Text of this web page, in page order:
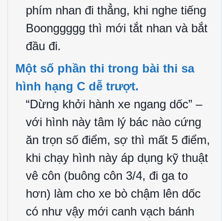
phím nhan đi thẳng, khi nghe tiếng
Boonggggg thì mới tắt nhan và bắt
đầu đi.
Một số phần thi trong bài thi sa
hình hạng C dễ trượt.
“Dừng khởi hành xe ngang dốc” –
với hình này tâm lý bác nào cứng
ăn trọn số điểm, sợ thì mất 5 điểm,
khi chạy hình này áp dụng kỹ thuật
vê côn (buông côn 3/4, đi ga to
hơn) làm cho xe bò chậm lên dốc
có như vậy mới canh vạch bánh